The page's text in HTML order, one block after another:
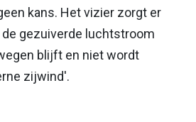
kans. Het vizier zorgt er
gezuiverde luchtstroom
blijft en niet wordt
zijwind'.